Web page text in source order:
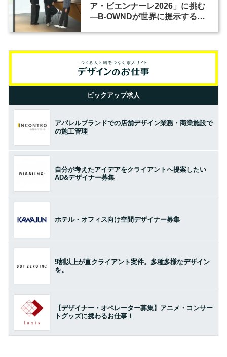
ア・ビエンナーレ2026」に挑む
―B-OWNDが世界に提示する美
ピックアップ求人
アパレルブランドでの店舗デザイン業務・商業施設で
の施工管理
自分が考えたアイデアをクライアントへ提案したい
AD&デザイナー募集
ホテル・オフィス向け空間デザイナー募集
9割以上が直クライアント案件。多種多様なデザイン
を。
【デザイナー・オペレーター募集】アニメ・コンサー
トグッズに携わるお仕事！